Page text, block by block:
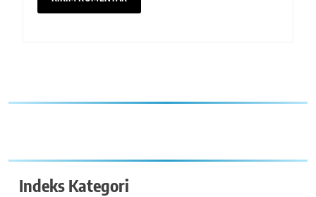
Indeks Kategori